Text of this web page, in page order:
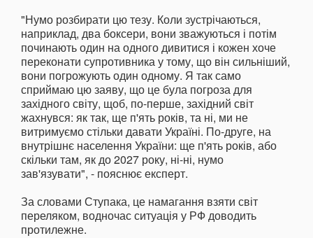
"Нумо розбирати цю тезу. Коли зустрічаються,
наприклад, два боксери, вони зважуються і потім
починають один на одного дивитися і кожен хоче
переконати супротивника у тому, що він сильніший,
вони погрожують один одному. Я так само
сприймаю цю заяву, що це була погроза для
західного світу, щоб, по-перше, західний світ
жахнувся: як так, ще п'ять років, та ні, ми не
витримуємо стільки давати Україні. По-друге, на
внутрішнє населення України: ще п'ять років, або
скільки там, як до 2027 року, ні-ні, нумо
зав'язувати", - пояснює експерт.
За словами Ступака, це намагання взяти світ
переляком, водночас ситуація у РФ доводить
протилежне.